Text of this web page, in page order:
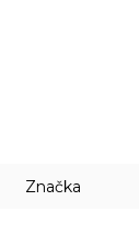
Značka